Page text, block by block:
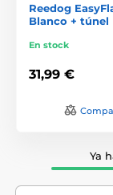
Reedog
Blanco + túnel
En stock
31,99 €
Ya